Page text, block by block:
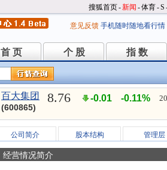
搜狐首页-新闻 -体育-S
意见反馈 手机随时随地看行情
首 页
首 页 个 股
个 股 指 数
指 数
百大集团
(600865)
8.76 -0.01 -0.11%
公司简介 股本结构 管理层
经营情况简介